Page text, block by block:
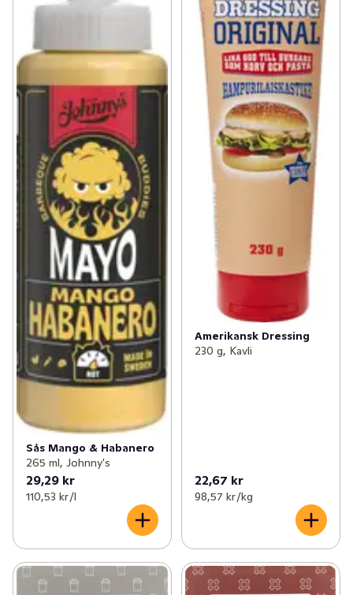
Sås Mango & Habanero
265 ml, Johnny's
29,29 kr
110,53 kr /l
Amerikansk Dressing
230 g, Kavli
22,67 kr
98,57 kr /kg